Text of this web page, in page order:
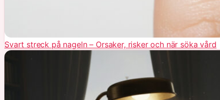
Svart streck på nageln – Orsaker, risker och när söka vård